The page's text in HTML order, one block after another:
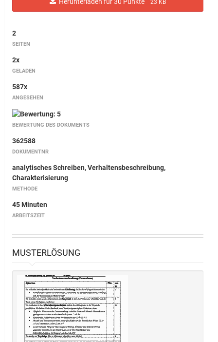
23 KB
2
SEITEN
2x
GELADEN
587x
ANGESEHEN
BEWERTUNG DES DOKUMENTS
362588
DOKUMENTNR
analytisches Schreiben, Verhaltensbeschreibung,
Charakterisierung
METHODE
45 Minuten
ARBEITSZEIT
MUSTERLÖSUNG